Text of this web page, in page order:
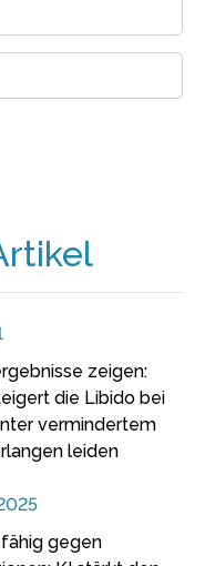
zeigen:
die Libido bei
vermindertem
leiden
gegen